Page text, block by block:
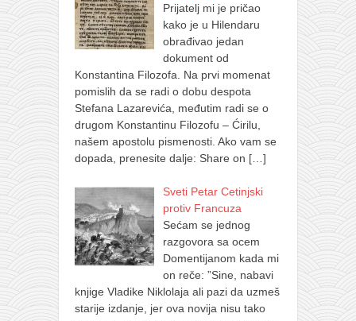
Prijatelj mi je pričao
kako je u Hilendaru
obrađivao jedan
dokument od
Konstantina Filozofa. Na prvi momenat
pomislih da se radi o dobu despota
Stefana Lazarevića, međutim radi se o
drugom Konstantinu Filozofu – Ćirilu,
našem apostolu pismenosti. Ako vam se
dopada, prenesite dalje: Share on […]
Sveti Petar Cetinjski
protiv Francuza
Sećam se jednog
razgovora sa ocem
Domentijanom kada mi
on reče: ”Sine, nabavi
knjige Vladike Niklolaja ali pazi da uzmeš
starije izdanje, jer ova novija nisu tako